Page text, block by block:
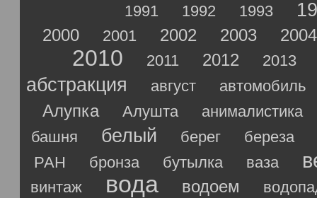
1991 1992 1993
2000 2001 2002 2003 2004
2010 2011 2012 2013
абстракция август автомобиль
Алупка Алушта
анималистика
башня
белый берег
береза
РАН
бронза бутылка ваза
винтаж вода водоем